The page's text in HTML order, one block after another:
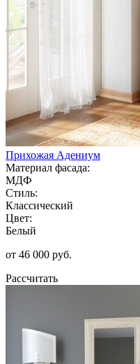
Прихожая Адениум
Материал фасада:
МДФ
Стиль:
Классический
Цвет:
Белый
от 46 000 руб.
Рассчитать